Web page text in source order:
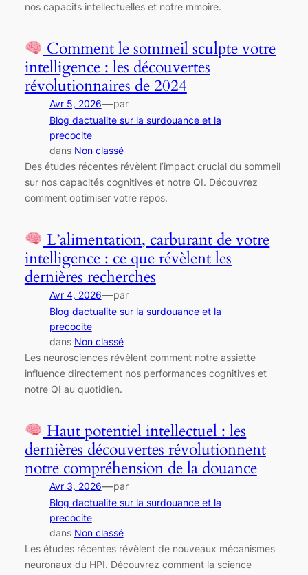
nos capacits intellectuelles et notre mmoire.
Comment le sommeil sculpte votre
intelligence : les découvertes
révolutionnaires de 2024
Avr 5, 2026—par
Blog dactualite sur la surdouance et la
precocite
dans Non classé
Des études récentes révèlent l’impact crucial du sommeil
sur nos capacités cognitives et notre QI. Découvrez
comment optimiser votre repos.
L’alimentation, carburant de votre
intelligence : ce que révèlent les
dernières recherches
Avr 4, 2026—par
Blog dactualite sur la surdouance et la
precocite
dans Non classé
Les neurosciences révèlent comment notre assiette
influence directement nos performances cognitives et
notre QI au quotidien.
Haut potentiel intellectuel : les
dernières découvertes révolutionnent
notre compréhension de la douance
Avr 3, 2026—par
Blog dactualite sur la surdouance et la
precocite
dans Non classé
Les études récentes révèlent de nouveaux mécanismes
neuronaux du HPI. Découvrez comment la science